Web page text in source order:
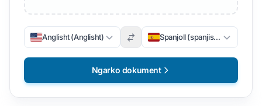
Anglisht (Anglisht) Spanjoll (spanjisht)
Ngarko dokument